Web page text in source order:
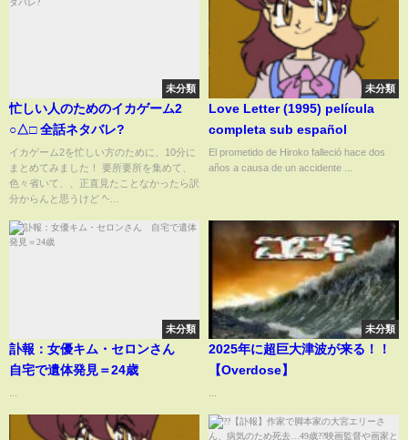
未分類
忙しい人のためのイカゲーム2
○△□ 全話ネタバレ?
イカゲーム2を忙しい方のために、10分に
まとめてみました！ 要所要所を集めて、
色々省いて、、正直見たことなかったら訳
分からんと思うけど ^-...
未分類
Love Letter (1995) película
completa sub español
El prometido de Hiroko falleció hace dos
años a causa de un accidente ...
未分類
訃報：女優キム・セロンさん
自宅で遺体発見＝24歳
未分類
2025年に超巨大津波が来る！！
【Overdose】